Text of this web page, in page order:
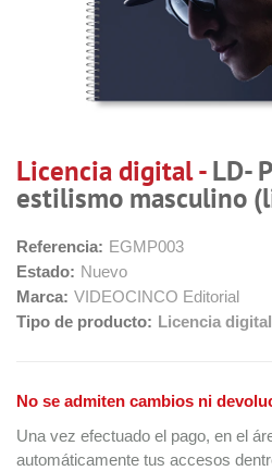
Licencia digital -LD-
estilismo masculino
Referencia: EGMP003
Estado: Nuevo
Marca: VIDEOCINCO Editorial
Tipo de producto: Licencia digital
No se admiten cambios ni
Una vez efectuado el pago, en el
automáticamente tus accesos